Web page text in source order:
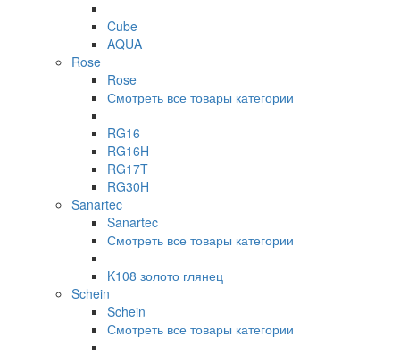
Cube
AQUA
Rose
Rose
Смотреть все товары категории
RG16
RG16H
RG17T
RG30H
Sanartec
Sanartec
Смотреть все товары категории
K108 золото глянец
Schein
Schein
Смотреть все товары категории